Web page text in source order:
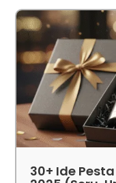
30+ Ide